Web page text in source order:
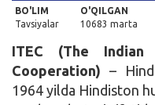
BO'LIM
Tavsiyalar
O'QILGAN
10683 marta
ITEC (The Indian
Cooperation) –
1964 yilda Hindiston